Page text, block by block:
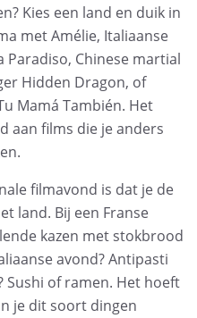
Kies een land en duik in
met Amélie, Italiaanse
Paradiso, Chinese martial
Hidden Dragon, of
Mamá También. Het
aan films die je anders
filmavond is dat je de
land. Bij een Franse
kazen met stokbrood
avond? Antipasti
Sushi of ramen. Het hoeft
je dit soort dingen